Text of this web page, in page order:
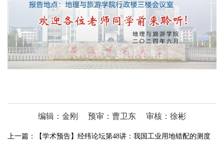
编辑：金刚 预审：曹卫东 审核：徐彬
上一篇：
【学术预告】经纬论坛第48讲：我国工业用地错配的测度